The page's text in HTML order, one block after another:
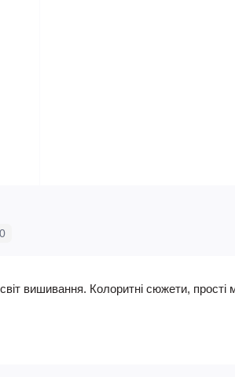
0
вишивання. Колоритні сюжети, прості